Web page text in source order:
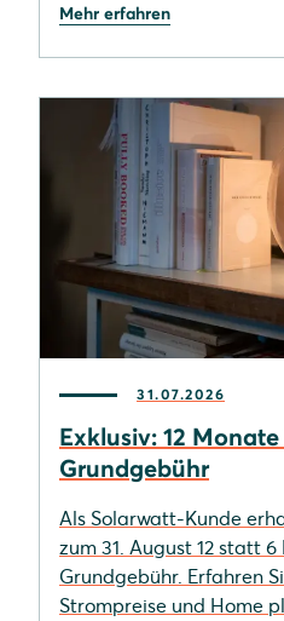
Mehr erfahren
31.07.2026
Exklusiv: 12
Grundgebühr
Als Solarwatt-Kunde
zum 31. August 12 statt
Grundgebühr. Erfahren
Strompreise und Home